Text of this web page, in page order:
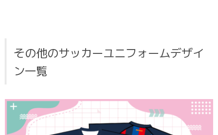
その他のサッカーユニフォームデザイ
ン一覧